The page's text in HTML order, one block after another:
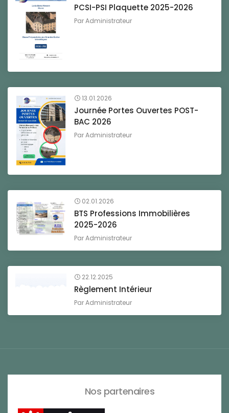
PCSI-PSI Plaquette 2025-2026
ParAdministrateur
13.01.2026
Journée Portes Ouvertes POST-
BAC 2026
ParAdministrateur
02.01.2026
BTS Professions Immobilières
2025-2026
ParAdministrateur
22.12.2025
Règlement Intérieur
ParAdministrateur
Nos partenaires